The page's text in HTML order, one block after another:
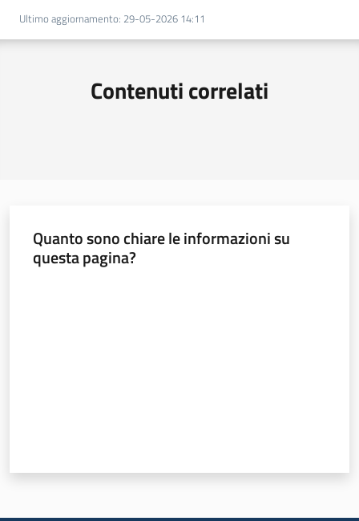
Ultimo aggiornamento: 29-05-2026 14:11
Contenuti correlati
Quanto sono chiare le informazioni su
questa pagina?